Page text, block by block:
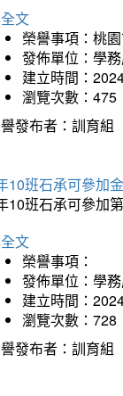
文
榮譽事項：桃
發佈單位：學
建立時間：
瀏覽次數：475
發布者：訓育組
10班石承可參加
10班石承可參加
文
榮譽事項：
發佈單位：學
建立時間：
瀏覽次數：728
發布者：訓育組